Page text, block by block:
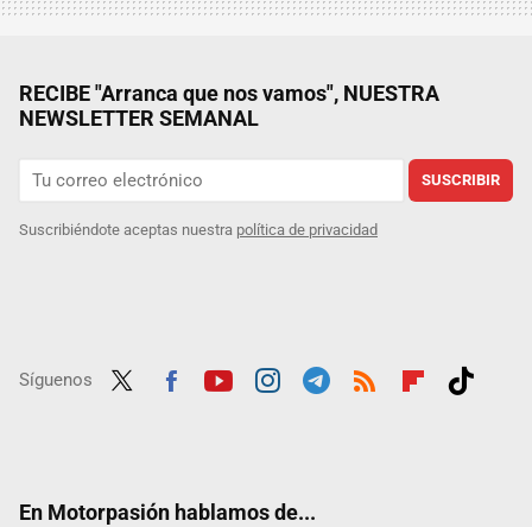
RECIBE "Arranca que nos vamos", NUESTRA
NEWSLETTER SEMANAL
SUSCRIBIR
Suscribiéndote aceptas nuestra política de privacidad
Síguenos
En Motorpasión hablamos de...